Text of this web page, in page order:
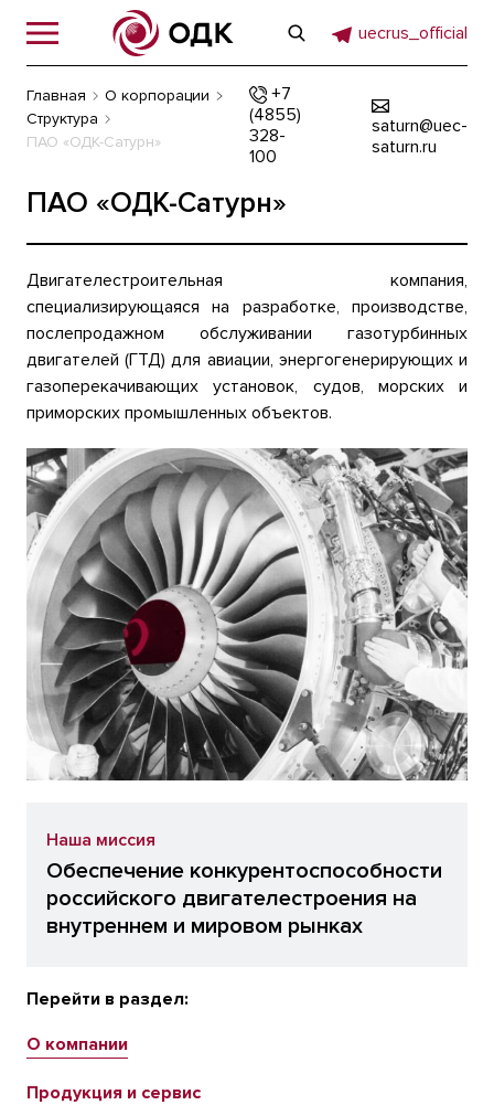
uecrus_official
Главная
О корпорации
Структура
ПАО «ОДК-Сатурн»
+7
(4855)
328-
100
saturn@uec-
saturn.ru
ПАО «ОДК-Сатурн»
Двигателестроительная компания,
специализирующаяся на разработке, производстве,
послепродажном обслуживании газотурбинных
двигателей (ГТД) для авиации, энергогенерирующих и
газоперекачивающих установок, судов, морских и
приморских промышленных объектов.
Перейти в раздел:
О компании
Продукция и сервис
Наша миссия
Обеспечение конкурентоспособности
российского двигателестроения на
внутреннем и мировом рынках